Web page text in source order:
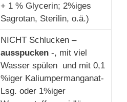
+ 1 % Glycerin; 2%iges
Sagrotan, Sterilin, o.ä.)
NICHT Schlucken –
ausspucken -, mit viel
Wasser spülen und mit 0,1
%iger Kaliumpermanganat-
Lsg. oder 1%iger